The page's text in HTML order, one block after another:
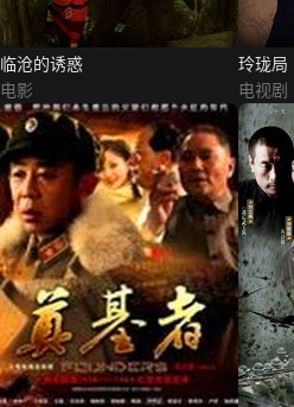
临沧的诱惑
电影
玲珑局
电视剧